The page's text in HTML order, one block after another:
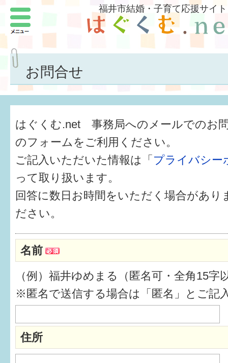
福井市結婚・子育て応援サイト
お問合せ
はぐくむ.net 事務局へのメールでのお
のフォームをご利用ください。
ご記入いただいた情報は「 プライバシー
って取り扱います。
回答に数日お時間をいただく場合があり
ださい。
名前
（例）福井ゆめまる（匿名可・全角15字
※匿名で送信する場合は「匿名」とご記
住所
メニュー
結婚したい
子どもがほしい
福井の子育て環境
子どもを育てよう
もしものときの緊急連絡先
届出・手当・助成
健診・予防接種
仲間づくり・遊び場
子どもを預けたい
入園・入学
相談したい
さまざまな支援